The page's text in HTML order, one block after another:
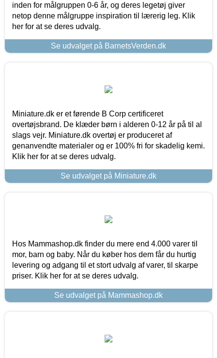
inden for målgruppen 0-6 år, og deres legetøj giver
netop denne målgruppe inspiration til lærerig leg. Klik
her for at se deres udvalg.
Se udvalget på BarnetsVerden.dk
Miniature.dk er et førende B Corp certificeret
overtøjsbrand. De klæder børn i alderen 0-12 år på til al
slags vejr. Miniature.dk overtøj er produceret af
genanvendte materialer og er 100% fri for skadelig kemi.
Klik her for at se deres udvalg.
Se udvalget på Miniature.dk
Hos Mammashop.dk finder du mere end 4.000 varer til
mor, barn og baby. Når du køber hos dem får du hurtig
levering og adgang til et stort udvalg af varer, til skarpe
priser. Klik her for at se deres udvalg.
Se udvalget på Mammashop.dk